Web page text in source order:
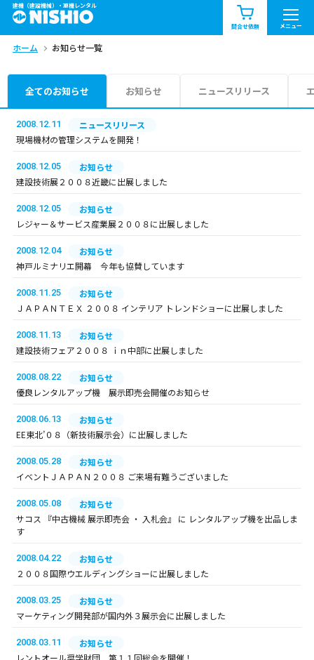
建機（建設機械）・重機レンタル
問合せ依頼 メニュー
商品一覧 お知らせ一覧
問合せ依頼リスト
エリア情報を見る
ホーム お知らせ一覧
全てのお知らせ お知らせ ニュースリリース
2008.12.11
ニュースリリース
現場機材の管理システムを開発！
2008.12.05
お知らせ
建設技術展２００８近畿に出展しました
2008.12.05
お知らせ
レジャー＆サービス産業展２００８に出展しました
2008.12.04
お知らせ
神戸ルミナリエ開幕 今年も協賛しています
2008.11.25
お知らせ
ＪＡＰＡＮＴＥＸ ２００８ インテリア トレンドショーに出展しました
2008.11.13
お知らせ
建設技術フェア２００８ ｉｎ中部に出展しました
2008.08.22
お知らせ
優良レンタルアップ機 展示即売会開催のお知らせ
2008.06.13
お知らせ
EE東北’０８（新技術展示会）に出展しました
2008.05.28
お知らせ
イベントＪＡＰＡＮ２００８ ご来場有難うございました
2008.05.08
お知らせ
サコス 『中古機械 展示即売会 ・ 入札会』 に レンタルアップ機を出品しま
す
2008.04.22
お知らせ
２００８国際ウエルディングショーに出展しました
2008.03.25
お知らせ
マーケティング開発部が国内外３展示会に出展しました
2008.03.11
お知らせ
レントオール奨学財団 第１１回総会を開催！